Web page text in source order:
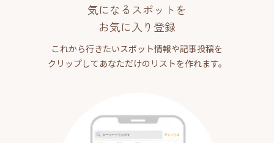
気になるスポットを
お気に入り登録
これから行きたいスポット情報や記事投稿を
クリップしてあなただけのリストを作れます。